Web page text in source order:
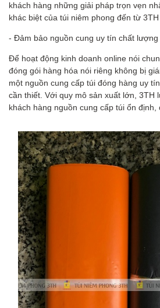
khách hàng những giải pháp trọn vẹn
khác biệt của túi niêm phong đến từ
- Đảm bảo nguồn cung uy tín chất lượng
Để hoạt động kinh doanh online nói
đóng gói hàng hóa nói riêng không bị
một nguồn cung cấp túi đóng hàng uy
cần thiết. Với quy mô sản xuất lớn, 3TH
khách hàng nguồn cung cấp túi ổn định,